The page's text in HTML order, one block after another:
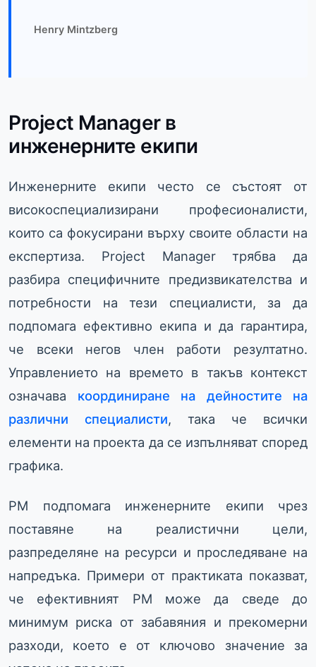
Henry Mintzberg
Project Manager в
инженерните екипи
Инженерните екипи често се състоят от
високоспециализирани професионалисти,
които са фокусирани върху своите области на
експертиза. Project Manager трябва да
разбира специфичните предизвикателства и
потребности на тези специалисти, за да
подпомага ефективно екипа и да гарантира,
че всеки негов член работи резултатно.
Управлението на времето в такъв контекст
означава координиране на дейностите на
различни специалисти, така че всички
елементи на проекта да се изпълняват според
графика.
PM подпомага инженерните екипи чрез
поставяне на реалистични цели,
разпределяне на ресурси и проследяване на
напредъка. Примери от практиката показват,
че ефективният PM може да сведе до
минимум риска от забавяния и прекомерни
разходи, което е от ключово значение за